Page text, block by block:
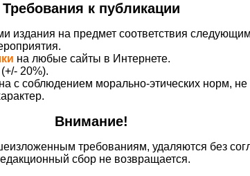
Требования к публикации
издания на предмет соответствия
на любые сайты в Интернете.
20%).
с соблюдением морально-этических норм,
Внимание!
требованиям, удаляются без
сбор не возвращается.